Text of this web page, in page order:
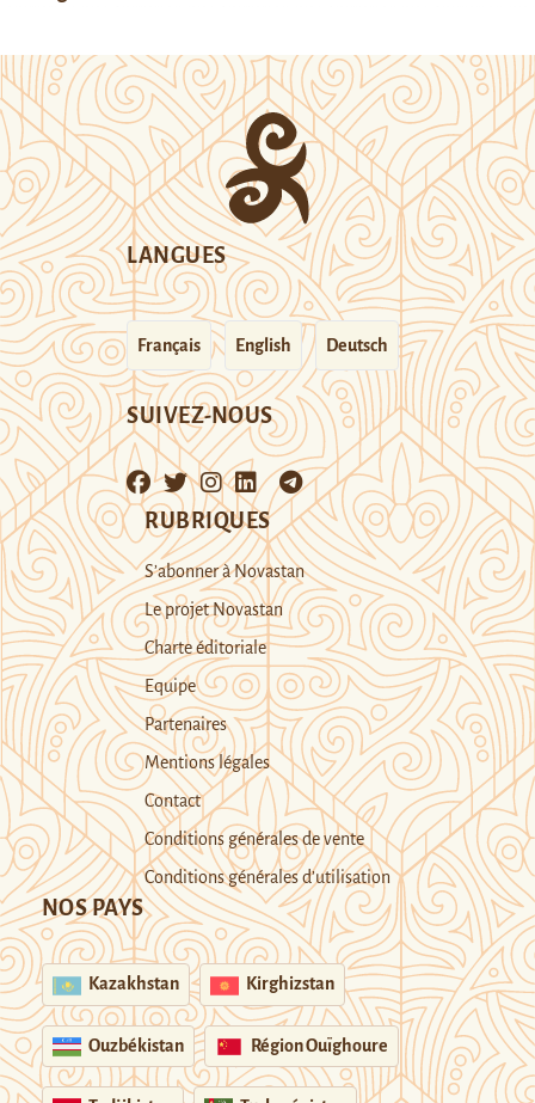
LANGUES
Français English Deutsch
SUIVEZ-NOUS
RUBRIQUES
S’abonner à Novastan
Le projet Novastan
Charte éditoriale
Equipe
Partenaires
Mentions légales
Contact
Conditions générales de vente
Conditions générales d’utilisation
NOS PAYS
Kazakhstan Kirghizstan
Ouzbékistan Région Ouïghoure